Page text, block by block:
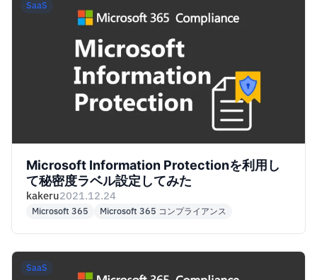
SaaS
Microsoft Information Protectionを利用し
て秘密度ラベル設定してみた
kakeru2021.12.24
Microsoft 365 Microsoft 365 コンプライアンス
SaaS